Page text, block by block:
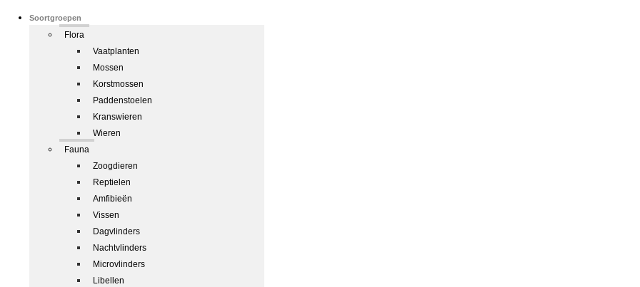
Soortgroepen
Flora
Vaatplanten
Mossen
Korstmossen
Paddenstoelen
Kranswieren
Wieren
Fauna
Zoogdieren
Reptielen
Amfibieën
Vissen
Dagvlinders
Nachtvlinders
Microvlinders
Libellen